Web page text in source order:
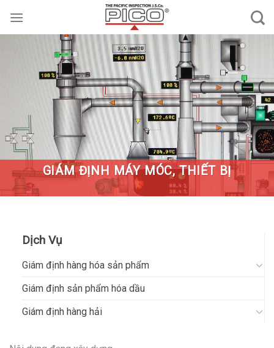
content
GIÁM ĐỊNH MÁY MÓC, THIẾT BỊ
Dịch Vụ
Giám định hàng hóa sản phẩm
Giám định sản phẩm hóa dầu
Giám định hàng hải